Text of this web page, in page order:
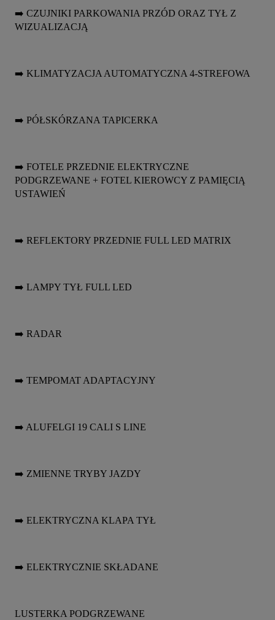
➡️ CZUJNIKI PARKOWANIA PRZÓD ORAZ TYŁ Z
WIZUALIZACJĄ
➡️ KLIMATYZACJA AUTOMATYCZNA 4-STREFOWA
➡️ PÓŁSKÓRZANA TAPICERKA
➡️ FOTELE PRZEDNIE ELEKTRYCZNE
PODGRZEWANE + FOTEL KIEROWCY Z PAMIĘCIĄ
USTAWIEŃ
➡️ REFLEKTORY PRZEDNIE FULL LED MATRIX
➡️ LAMPY TYŁ FULL LED
➡️ RADAR
➡️ TEMPOMAT ADAPTACYJNY
➡️ ALUFELGI 19 CALI S LINE
➡️ ZMIENNE TRYBY JAZDY
➡️ ELEKTRYCZNA KLAPA TYŁ
➡️ ELEKTRYCZNIE SKŁADANE
LUSTERKA PODGRZEWANE